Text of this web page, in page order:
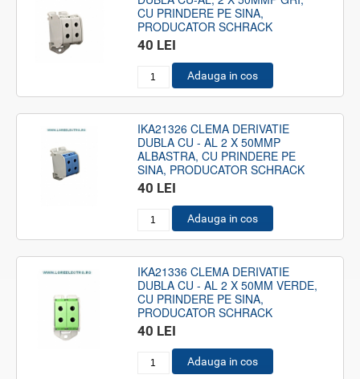
CU PRINDERE PE SINA,
PRODUCATOR SCHRACK
40 LEI
Adauga in cos
IKA21326 CLEMA DERIVATIE
DUBLA CU - AL 2 X 50MMP
ALBASTRA, CU PRINDERE PE
SINA, PRODUCATOR SCHRACK
40 LEI
Adauga in cos
IKA21336 CLEMA DERIVATIE
DUBLA CU - AL 2 X 50MM VERDE,
CU PRINDERE PE SINA,
PRODUCATOR SCHRACK
40 LEI
Adauga in cos